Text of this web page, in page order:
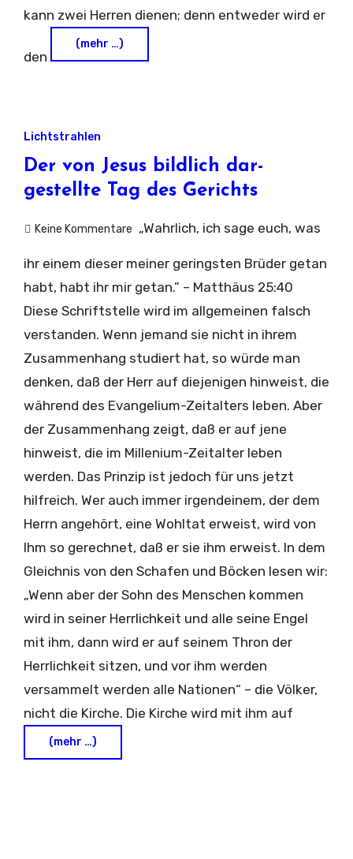
kann zwei Herren dienen; denn entweder wird er
den
(mehr …)
Lichtstrahlen
Der von Jesus bildlich dar­
gestellte Tag des Gerichts
Keine Kommentare „Wahrlich, ich sage euch, was
ihr einem dieser meiner geringsten Brüder getan
habt, habt ihr mir getan.” – Matthäus 25:40
Diese Schriftstelle wird im allgemeinen falsch
verstanden. Wenn jemand sie nicht in ihrem
Zusammenhang studiert hat, so würde man
denken, daß der Herr auf diejenigen hinweist, die
während des Evangelium-Zeitalters leben. Aber
der Zusammenhang zeigt, daß er auf jene
hinweist, die im Millenium-Zeitalter leben
werden. Das Prinzip ist jedoch für uns jetzt
hilfreich. Wer auch immer irgendeinem, der dem
Herrn angehört, eine Wohltat erweist, wird von
Ihm so gerechnet, daß er sie ihm erweist. In dem
Gleichnis von den Schafen und Böcken lesen wir:
„Wenn aber der Sohn des Menschen kommen
wird in seiner Herrlichkeit und alle seine Engel
mit ihm, dann wird er auf seinem Thron der
Herrlichkeit sitzen, und vor ihm werden
versammelt werden alle Nationen“ – die Völker,
nicht die Kirche. Die Kirche wird mit ihm auf
(mehr …)